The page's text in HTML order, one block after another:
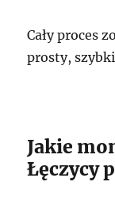
Cały proces
prosty,
Jakie
Łęczycy